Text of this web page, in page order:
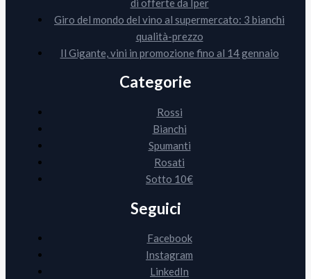
di offerte da Iper
Giro del mondo del vino al supermercato: 3 bianchi
qualità-prezzo
Il Gigante, vini in promozione fino al 14 gennaio
Categorie
Rossi
Bianchi
Spumanti
Rosati
Sotto 10€
Seguici
Facebook
Instagram
LinkedIn